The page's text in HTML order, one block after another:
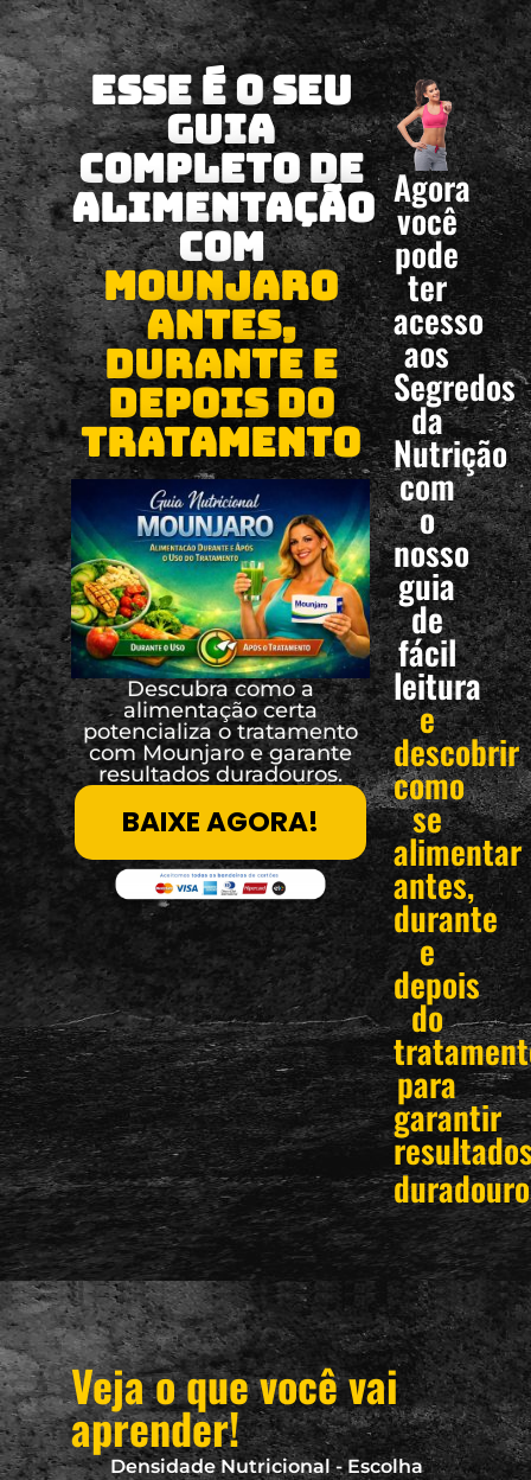
Esse é o seu
Guia
Completo de
Alimentação
com
Mounjaro
Antes,
durante e
depois do
tratamento
Descubra como a
alimentação certa
potencializa o tratamento
com Mounjaro e garante
resultados duradouros.
BAIXE AGORA!
Agora
você
pode
ter
acesso
aos
Segredos
da
Nutrição
com
o
nosso
guia
de
fácil
leitura
e
descobrir
como
se
alimentar
antes,
durante
e
depois
do
para
garantir
Veja o que você vai
aprender!
Densidade Nutricional - Escolha